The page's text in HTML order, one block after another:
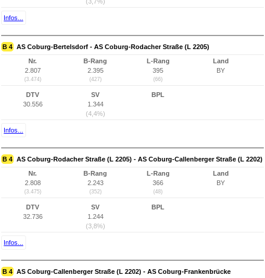
Infos...
B 4 AS Coburg-Bertelsdorf - AS Coburg-Rodacher Straße (L 2205)
Nr.
2.807
(3.474)
B-Rang
2.395
(427)
L-Rang
395
(66)
Land
BY
DTV
30.556
SV
1.344
(4,4%)
BPL
Infos...
B 4 AS Coburg-Rodacher Straße (L 2205) - AS Coburg-Callenberger Straße (L 2202)
Nr.
2.808
(3.475)
B-Rang
2.243
(352)
L-Rang
366
(48)
Land
BY
DTV
32.736
SV
1.244
(3,8%)
BPL
Infos...
B 4 AS Coburg-Callenberger Straße (L 2202) - AS Coburg-Frankenbrücke